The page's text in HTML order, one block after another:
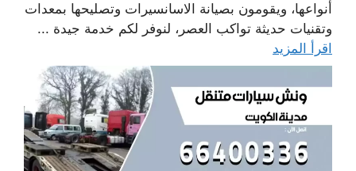
أنواعها، ويقومون بصيانة الاسانسيرات وتصليحها بمعدات
وتقنيات حديثة تواكب العصر، لنوفر لكم خدمة جيدة ...
اقرأ المزيد